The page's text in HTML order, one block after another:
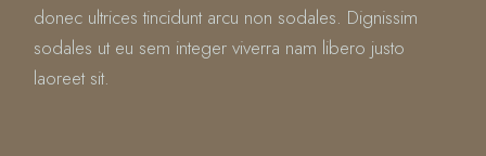
donec ultrices tincidunt arcu non sodales. Dignissim
sodales ut eu sem integer viverra nam libero justo
laoreet sit.